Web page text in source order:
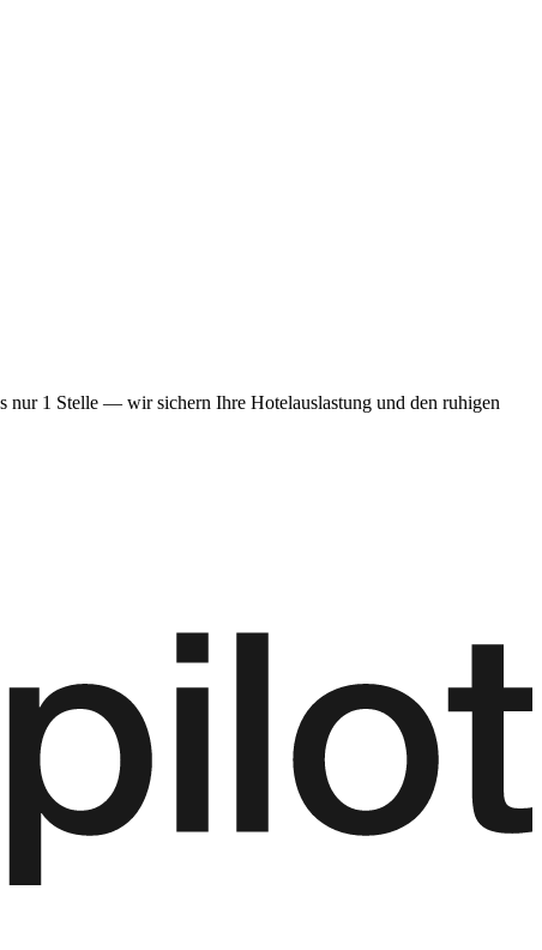
1 Stelle — wir sichern Ihre Hotelauslastung und den ruhigen